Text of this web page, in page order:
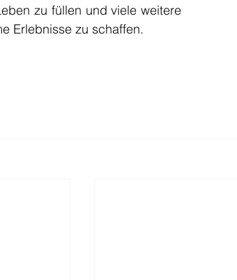
zu füllen und viele weitere
Erlebnisse zu schaffen.